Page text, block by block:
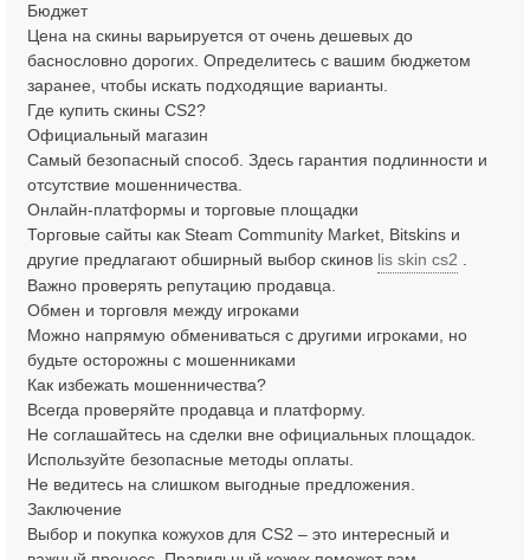
Бюджет
Цена на скины варьируется от очень дешевых до
баснословно дорогих. Определитесь с вашим бюджетом
заранее, чтобы искать подходящие варианты.
Где купить скины CS2?
Официальный магазин
Самый безопасный способ. Здесь гарантия подлинности и
отсутствие мошенничества.
Онлайн-платформы и торговые площадки
Торговые сайты как Steam Community Market, Bitskins и
другие предлагают обширный выбор скинов lis skin cs2
Важно проверять репутацию продавца.
Обмен и торговля между игроками
Можно напрямую обмениваться с другими игроками, но
будьте осторожны с мошенниками
Как избежать мошенничества?
Всегда проверяйте продавца и платформу.
Не соглашайтесь на сделки вне официальных площадок.
Используйте безопасные методы оплаты.
Не ведитесь на слишком выгодные предложения.
Заключение
Выбор и покупка кожухов для CS2 – это интересный и